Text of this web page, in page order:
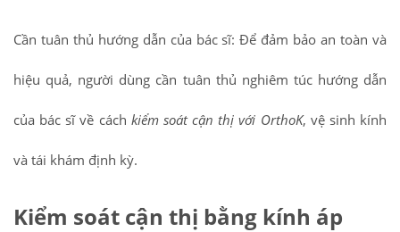
Cần tuân thủ hướng dẫn của bác sĩ: Để đảm bảo an toàn và
hiệu quả, người dùng cần tuân thủ nghiêm túc hướng dẫn
của bác sĩ về cách kiểm soát cận thị với OrthoK, vệ sinh kính
và tái khám định kỳ.
Kiểm soát cận thị bằng kính áp